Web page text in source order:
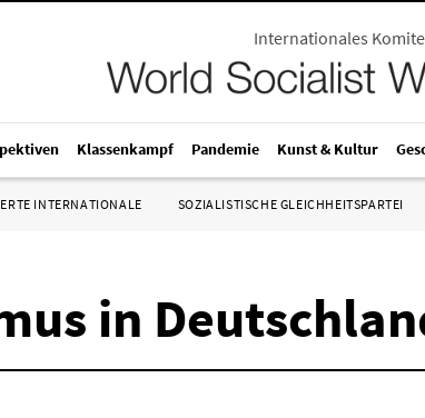
Internationales
Klassenkampf Pandemie Kunst & Kultur
INTERNATIONALE SOZIALISTISCHE GLEICHHEITSPARTEI
in